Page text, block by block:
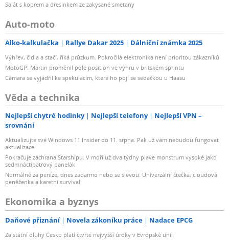
Salát s koprem a dresinkem ze zakysané smetany
Auto-moto
Alko-kalkulačka Rallye Dakar 2025 Dálniční známka 2025
Výhřev, čidla a stačí, říká průzkum. Pokročilá elektronika není prioritou zákazníků
MotoGP: Martin proměnil pole position ve výhru v britském sprintu
Câmara se vyjádřil ke spekulacím, které ho pojí se sedačkou u Haasu
Věda a technika
Nejlepší chytré hodinky Nejlepší telefony
Nejlepší VPN –
srovnání
Aktualizujte své Windows 11 Insider do 11. srpna. Pak už vám nebudou fungovat
aktualizace
Pokračuje záchrana Starshipu. V moři už dva týdny plave monstrum vysoké jako
sedmnáctipatrový panelák
Normálně za peníze, dnes zadarmo nebo se slevou: Univerzální čtečka, cloudová
peněženka a karetní survival
Ekonomika a byznys
Daňové přiznání Novela zákoníku práce Nadace EPCG
Za státní dluhy Česko platí čtvrté nejvyšší úroky v Evropské unii